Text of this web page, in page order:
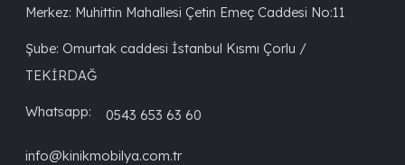
Merkez: Muhittin Mahallesi Çetin Emeç Caddesi No:11
Şube: Omurtak caddesi İstanbul Kısmı Çorlu /
TEKİRDAĞ
Whatsapp: 0543 653 63 60
info@kinikmobilya.com.tr